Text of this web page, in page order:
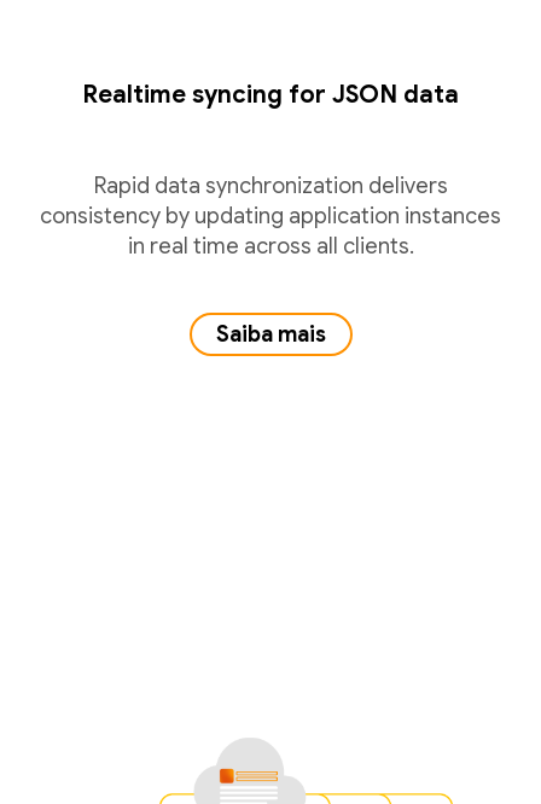
Realtime syncing for JSON data
Rapid data synchronization delivers
consistency by updating application instances
in real time across all clients.
Saiba mais